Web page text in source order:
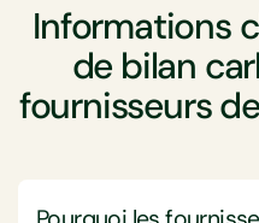
Informations
de bilan
fournisseurs